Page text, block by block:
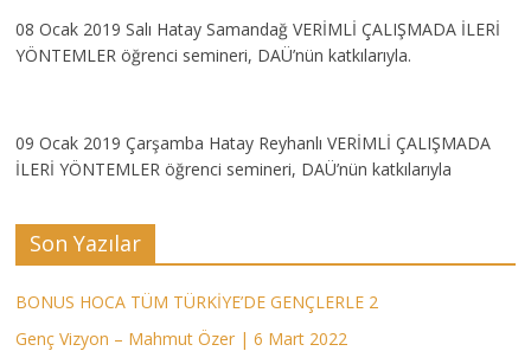
08 Ocak 2019 Salı Hatay Samandağ VERİMLİ ÇALIŞMADA İLERİ
YÖNTEMLER öğrenci semineri, DAÜ’nün katkılarıyla.
09 Ocak 2019 Çarşamba Hatay Reyhanlı VERİMLİ ÇALIŞMADA
İLERİ YÖNTEMLER öğrenci semineri, DAÜ’nün katkılarıyla
Son Yazılar
BONUS HOCA TÜM TÜRKİYE’DE GENÇLERLE 2
Genç Vizyon – Mahmut Özer | 6 Mart 2022